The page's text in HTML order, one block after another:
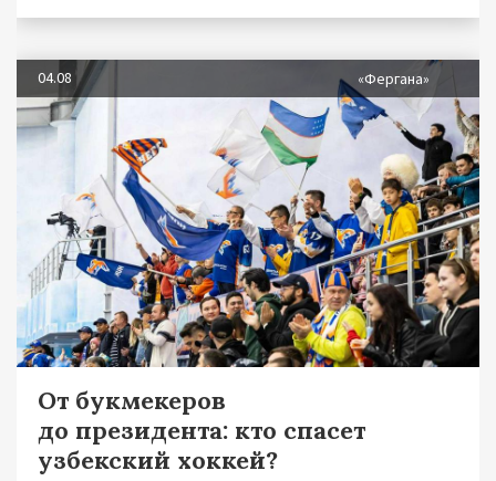
04.08 «Фергана»
От букмекеров
до президента: кто спасет
узбекский хоккей?